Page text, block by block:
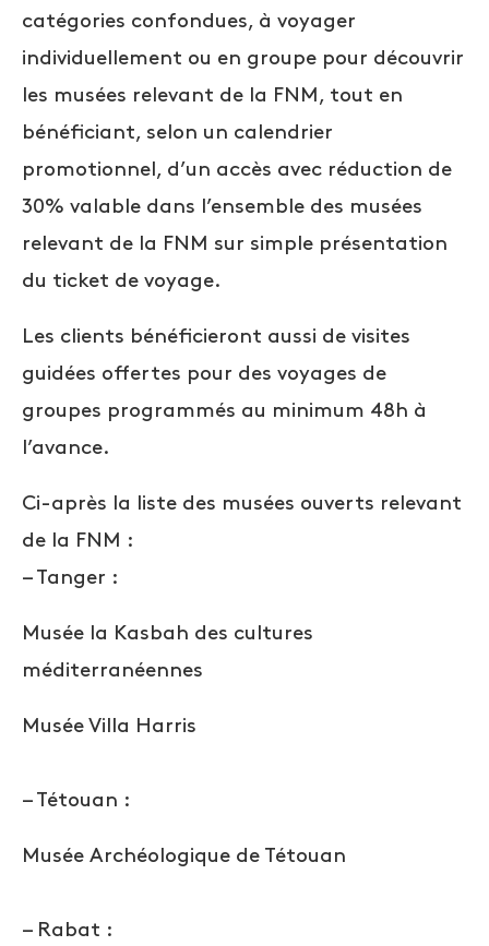
catégories confondues, à voyager
individuellement ou en groupe pour découvrir
les musées relevant de la FNM, tout en
bénéficiant, selon un calendrier
promotionnel, d’un accès avec réduction de
30% valable dans l’ensemble des musées
relevant de la FNM sur simple présentation
du ticket de voyage.
Les clients bénéficieront aussi de visites
guidées offertes pour des voyages de
groupes programmés au minimum 48h à
l’avance.
Ci-après la liste des musées ouverts relevant
de la FNM :
– Tanger :
Musée la Kasbah des cultures
méditerranéennes
Musée Villa Harris
– Tétouan :
Musée Archéologique de Tétouan
– Rabat :